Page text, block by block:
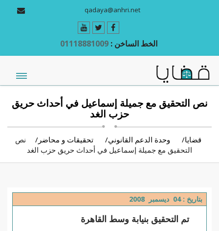
qadaya@anhri.net
الخط الساخن :
نص التحقيق مع جميلة إسماعيل في أحداث حريق
حزب الغد
قضايا وحدة الدعم القانوني تحقيقات و محاضر
نص
التحقيق مع جميلة إسماعيل في أحداث حريق حزب الغد
بتاريخ : 04 ديسمبر 2008
تم التحقيق بنيابة وسط القاهرة